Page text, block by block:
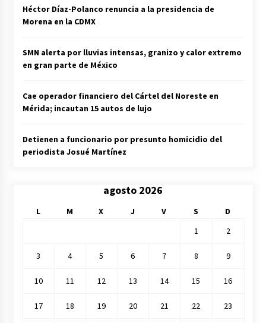
Héctor Díaz-Polanco renuncia a la presidencia de
Morena en la CDMX
SMN alerta por lluvias intensas, granizo y calor extremo
en gran parte de México
Cae operador financiero del Cártel del Noreste en
Mérida; incautan 15 autos de lujo
Detienen a funcionario por presunto homicidio del
periodista Josué Martínez
agosto 2026
L M X J V S
D
1
2
3 4 5 6 7 8 9
10 11 12 13 14 15 16
17 18 19 20 21 22 23